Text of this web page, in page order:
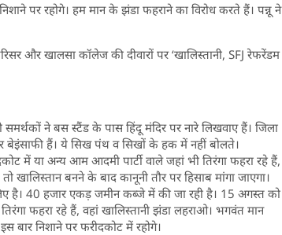
पर रहोगे। हम मान के झंडा फहराने का विरोध करते हैं। पन्नू ने
और खालसा कॉलेज की दीवारों पर ‘खालिस्तानी, SFJ रेफरेंडम
ने बस स्टैंड के पास हिंदू मंदिर पर नारे लिखवाए हैं। जिला
बेइंसाफी हैं। ये सिख पंथ व सिखों के हक में नहीं बोलते।
में या अन्य आम आदमी पार्टी वाले जहां भी तिरंगा फहरा रहे हैं,
बनने के बाद कानूनी तौर पर हिसाब मांगा जाएगा।
40 हजार एकड़ जमीन कब्जे में की जा रही है। 15 अगस्त को
फहरा रहे हैं, वहां खालिस्तानी झंडा लहराओ। भगवंत मान
निशाने पर फरीदकोट में रहोगे।